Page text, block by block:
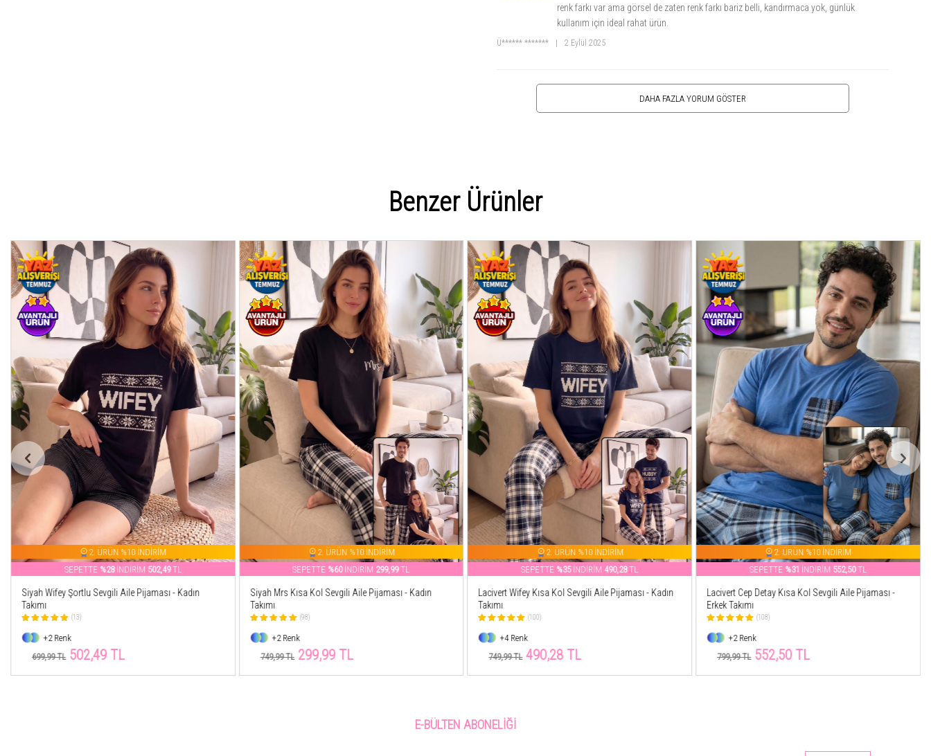
renk farkı var ama görsel de zaten renk farkı bariz belli, kandırmaca yok, günlük
kullanım için ideal rahat ürün.
Ü****** ******* 2 Eylül 2025
DAHA FAZLA YORUM GÖSTER
Benzer Ürünler
2. ÜRÜN %10 İNDİRİM
SEPETTE %60İNDİRİM 299,99TL
Siyah Mrs Kısa Kol Sevgili Aile Pijaması - Kadın
Takımı
(98)
+2 Renk
749,99 TL 299,99 TL
2. ÜRÜN %10 İNDİRİM
SEPETTE %35İNDİRİM 490,28TL
Lacivert Wifey Kısa Kol Sevgili Aile Pijaması - Kadın
Takımı
(100)
+4 Renk
749,99 TL 490,28 TL
2. ÜRÜN %10 İNDİRİM
SEPETTE %31İNDİRİM552,50TL
Lacivert Cep Detay Kısa Kol Sevgili Aile Pijaması -
Erkek Takımı
(108)
+2 Renk
799,99 TL 552,50 TL
2. ÜRÜN %10 İNDİRİM
SEPETTE %33 İNDİRİM 532,24TL
Lacivert Hubby Kısa Kol Sevgili Aile Pijaması - Erkek
Takımı
(96)
+4 Renk
799,99 TL 532,24 TL
E-BÜLTEN ABONELIĞI